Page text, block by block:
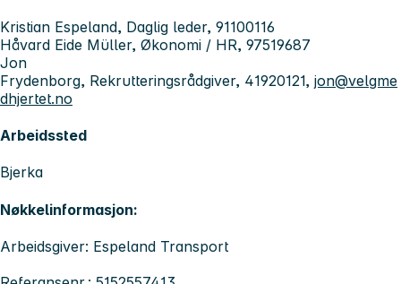
Kristian Espeland, Daglig leder, 91100116
Håvard Eide Müller, Økonomi / HR, 97519687
Jon
Frydenborg, Rekrutteringsrådgiver, 41920121, jon@velgme
dhjertet.no
Arbeidssted
Bjerka
Nøkkelinformasjon:
Arbeidsgiver: Espeland Transport